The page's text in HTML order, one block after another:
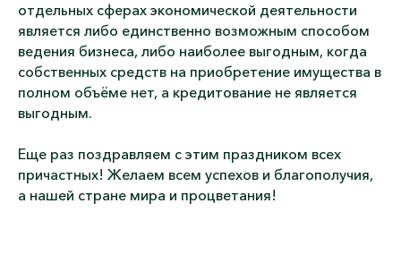
отдельных сферах экономической деятельности
является либо единственно возможным способом
ведения бизнеса, либо наиболее выгодным, когда
собственных средств на приобретение имущества в
полном объёме нет, а кредитование не является
выгодным.
Еще раз поздравляем с этим праздником всех
причастных! Желаем всем успехов и благополучия,
а нашей стране мира и процветания!